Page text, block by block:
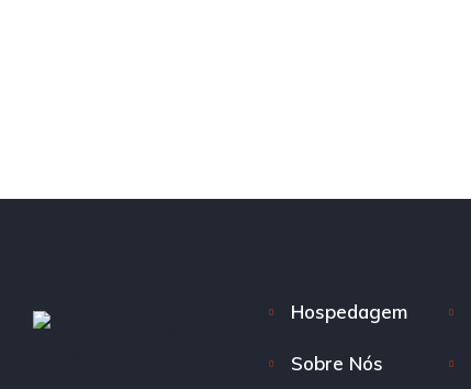
Hospedagem
Sobre Nós